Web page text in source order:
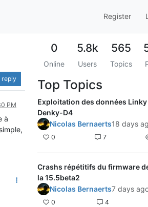
Register
reply
PM
à
0
Online
5.8k
Users
565
Topics
Top Topics
Exploitation des données Linky
Denky-D4
Nicolas Bernaerts18 days
0 7
Crashs répétitifs du firmware
la 15.5beta2
Nicolas Bernaerts7 days
0 4